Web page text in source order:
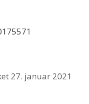
27. januar 2021